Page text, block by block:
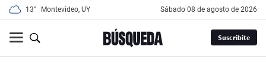
13° Montevideo, UY sábado 08 de agosto de 2026
Suscribite